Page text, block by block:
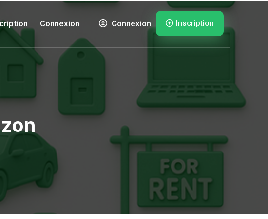
Connexion Connexion Inscription